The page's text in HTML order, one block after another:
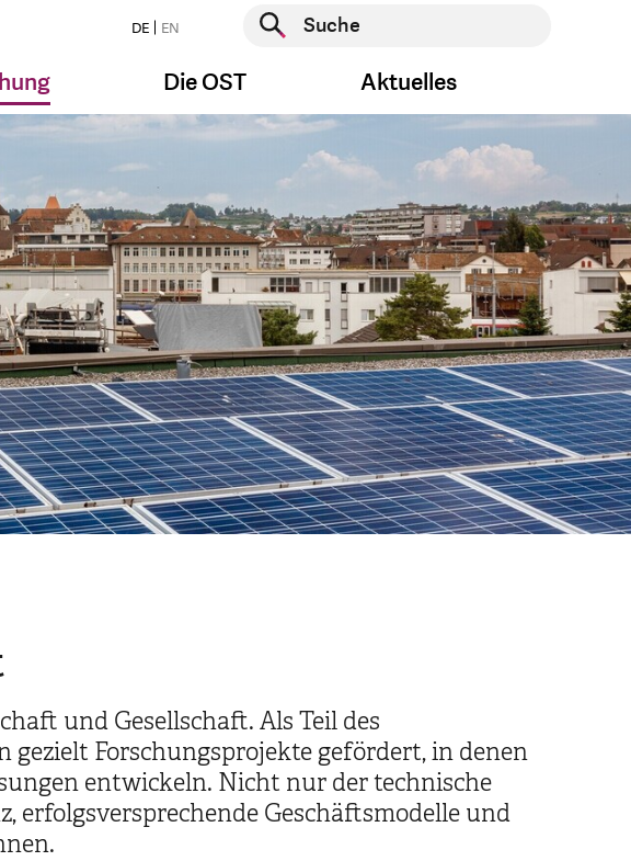
DE EN
Suche starten
Die OST Aktuelles
und Gesellschaft. Als Teil des
Forschungsprojekte gefördert, in denen
entwickeln. Nicht nur der technische
erfolgsversprechende Geschäftsmodelle und